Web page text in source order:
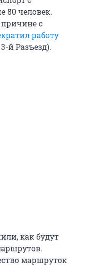
80 человек.
причине с
работу
й Разъезд).
как будут
маршруток